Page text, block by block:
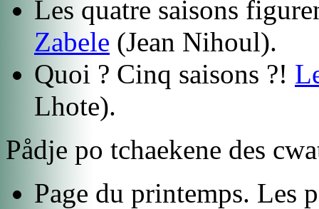
Les quatre saisons
Zabele (Jean Nihoul).
Quoi ? Cinq saisons ?!
Lhote).
Pådje po tchaekene des
Page du printemps. Les